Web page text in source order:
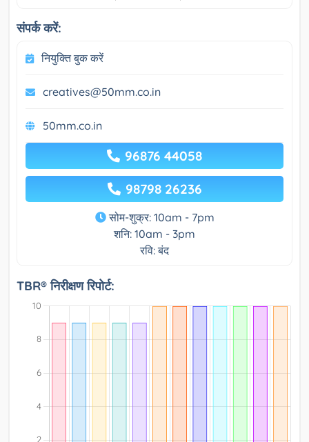
संपर्क करें:
नियुक्ति बुक करें
creatives@50mm.co.in
50mm.co.in
96876 44058
98798 26236
सोम-शुक्र: 10am - 7pm
शनि: 10am - 3pm
रवि: बंद
TBR® निरीक्षण रिपोर्ट: